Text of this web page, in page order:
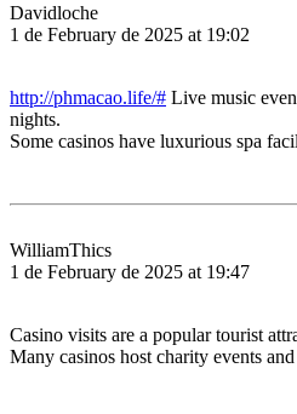
Davidloche
1 de February de 2025 at 19:02
http://phmacao.life/# Live music
nights.
Some casinos have luxurious spa
WilliamThics
1 de February de 2025 at 19:47
Casino visits are a popular tourist
Many casinos host charity events